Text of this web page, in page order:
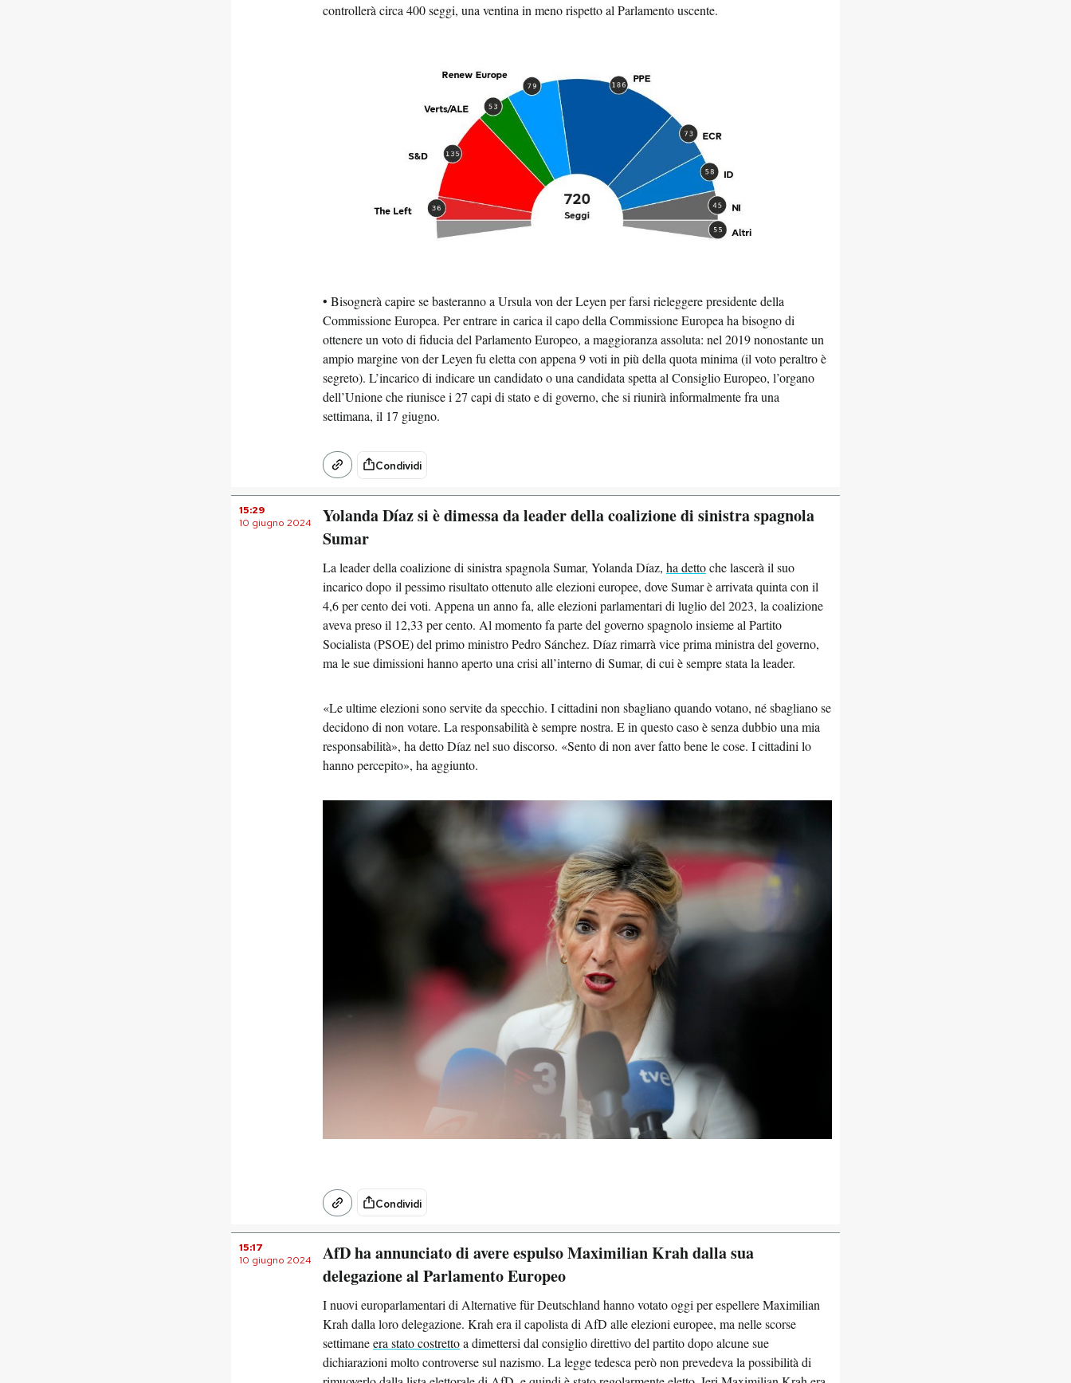
controllerà circa 400 seggi, una ventina in meno rispetto al Parlamento uscente.
• Bisognerà capire se basteranno a Ursula von der Leyen per farsi rieleggere presidente della
Commissione Europea. Per entrare in carica il capo della Commissione Europea ha bisogno di
ottenere un voto di fiducia del Parlamento Europeo, a maggioranza assoluta: nel 2019 nonostante un
ampio margine von der Leyen fu eletta con appena 9 voti in più della quota minima (il voto peraltro è
segreto). L’incarico di indicare un candidato o una candidata spetta al Consiglio Europeo, l’organo
dell’Unione che riunisce i 27 capi di stato e di governo, che si riunirà informalmente fra una
settimana, il 17 giugno.
Condividi
15:29
10 giugno 2024
Yolanda Díaz si è dimessa da leader della coalizione di sinistra spagnola
Sumar
La leader della coalizione di sinistra spagnola Sumar, Yolanda Díaz, ha dettoche lascerà il suo
incarico dopo il pessimo risultato ottenuto alle elezioni europee, dove Sumar è arrivata quinta con il
4,6 per cento dei voti. Appena un anno fa, alle elezioni parlamentari di luglio del 2023, la coalizione
aveva preso il 12,33 per cento. Al momento fa parte del governo spagnolo insieme al Partito
Socialista (PSOE) del primo ministro Pedro Sánchez. Díaz rimarrà vice prima ministra del governo,
ma le sue dimissioni hanno aperto una crisi all’interno di Sumar, di cui è sempre stata la leader.
«Le ultime elezioni sono servite da specchio. I cittadini non sbagliano quando votano, né sbagliano se
decidono di non votare. La responsabilità è sempre nostra. E in questo caso è senza dubbio una mia
responsabilità», ha detto Díaznel suo discorso. «Sento di non aver fatto bene le cose. I cittadini lo
hanno percepito», ha aggiunto.
Condividi
15:17
10 giugno 2024
AfD ha annunciato di avere espulso Maximilian Krah dalla sua
delegazione al Parlamento Europeo
I nuovi europarlamentari di Alternative für Deutschland hanno votato oggi per espellere Maximilian
Krah dalla loro delegazione. Krah era il capolista di AfD alle elezioni europee, ma nelle scorse
settimaneera stato costrettoa dimettersi dal consiglio direttivo del partito dopo alcune sue
dichiarazioni molto controverse sul nazismo. La legge tedesca però non prevedeva la possibilità di